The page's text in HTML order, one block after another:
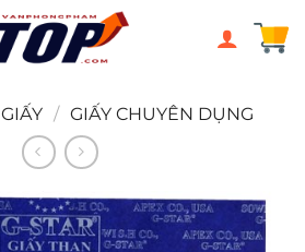
GIẤY / GIẤY CHUYÊN DỤNG